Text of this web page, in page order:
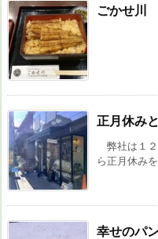
ごかせ川
正月休み
弊社は１２
ら正月休み
幸せのパ